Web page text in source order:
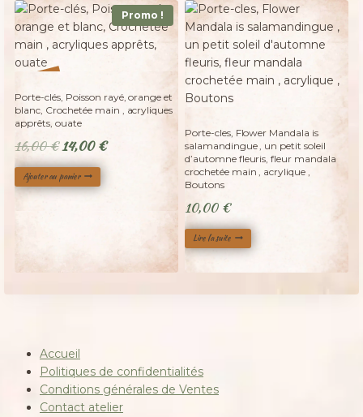
Promo !
Porte-clés, Poisson rayé, orange et
blanc, Crochetée main , acryliques
apprêts, ouate
16,00€ Le
prix
initial
14,00€Le
Ajouter au panier
Adopté
Porte-cles, Flower Mandala is
salamandingue , un petit soleil
d’automne fleuris, fleur mandala
crochetée main , acrylique ,
Boutons
10,00 €
Lire la suite
Accueil
Politiques de confidentialités
Conditions générales de Ventes
Contact atelier